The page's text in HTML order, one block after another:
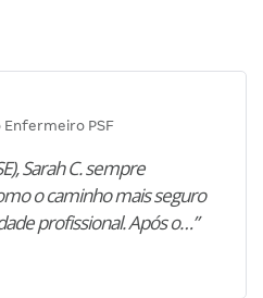
Enfermeiro PSF
Sarah C. sempre
o caminho mais seguro
profissional. Após o…”